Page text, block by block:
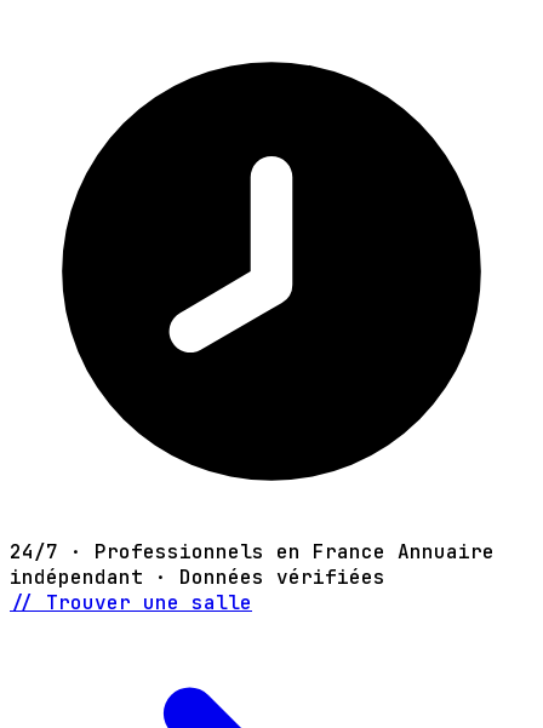
24/7 · Professionnels en France Annuaire
indépendant · Données vérifiées
// Trouver une salle